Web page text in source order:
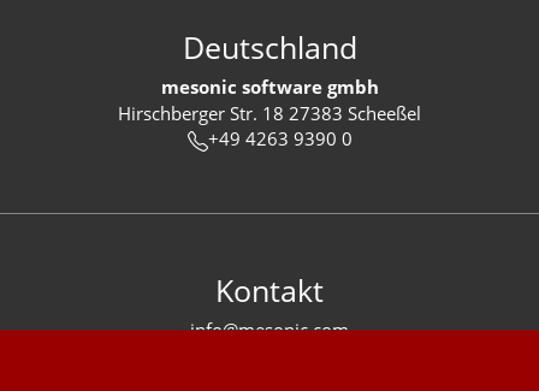
Deutschland
mesonic software gmbh
Hirschberger Str. 18 27383 Scheeßel
+49 4263 9390 0
Kontakt
info@mesonic.com